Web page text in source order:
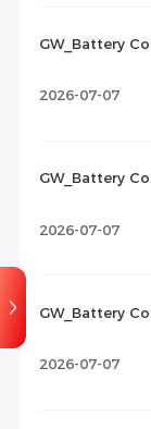
GW_Battery
2026-07-07
GW_Battery
2026-07-07
GW_Battery
2026-07-07